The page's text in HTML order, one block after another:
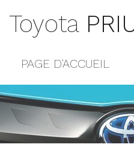
Toyota
PAGE D'ACCUEIL
POPULAIRE
CONTACTS